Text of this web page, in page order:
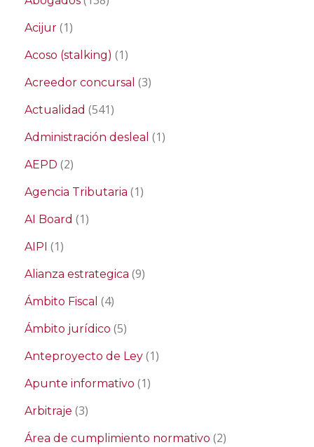
Acijur (1)
Acoso (stalking) (1)
Acreedor concursal (3)
Actualidad (541)
Administración desleal (1)
AEPD (2)
Agencia Tributaria (1)
AI Board (1)
AIPI (1)
Alianza estrategica (9)
Ámbito Fiscal (4)
Ámbito jurídico (5)
Anteproyecto de Ley (1)
Apunte informativo (1)
Arbitraje (3)
Área de cumplimiento normativo (2)